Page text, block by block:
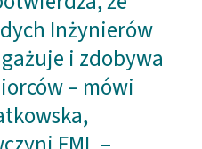
Inżynierów
i zdobywa
– mówi